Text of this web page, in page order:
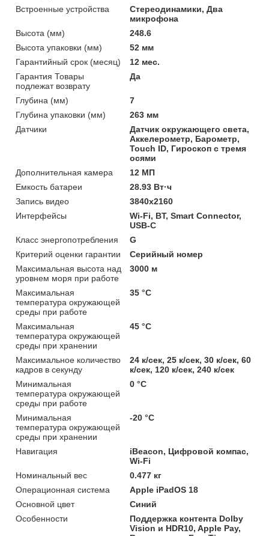
Встроенные устройства
Стереодинамики, Два
микрофона
Высота (мм)
248.6
Высота упаковки (мм)
52 мм
Гарантийный срок (месяц)
12 мес.
Гарантия Товары
подлежат возврату
Да
Глубина (мм)
7
Глубина упаковки (мм)
263 мм
Датчики
Датчик окружающего света,
Аккелерометр, Барометр,
Touch ID, Гироскоп с тремя
осями
Дополнительная камера
12 МП
Емкость батареи
28.93 Вт·ч
Запись видео
3840x2160
Интерфейсы
Wi-Fi, BT, Smart Connector,
USB-C
Класс энергопотребления
G
Критерий оценки гарантии
Серийный номер
Максимальная высота над
уровнем моря при работе
3000 м
Максимальная
температура окружающей
среды при работе
35 °C
Максимальная
температура окружающей
среды при хранении
45 °C
Максимальное количество
кадров в секунду
24 к/сек, 25 к/сек, 30 к/сек, 60
к/сек, 120 к/сек, 240 к/сек
Минимальная
температура окружающей
среды при работе
0 °C
Минимальная
температура окружающей
среды при хранении
-20 °C
Навигация
iBeacon, Цифровой компас,
Wi-Fi
Номинальный вес
0.477 кг
Операционная система
Apple iPadOS 18
Основной цвет
Синий
Особенности
Поддержка контента Dolby
Vision и HDR10, Apple Pay,